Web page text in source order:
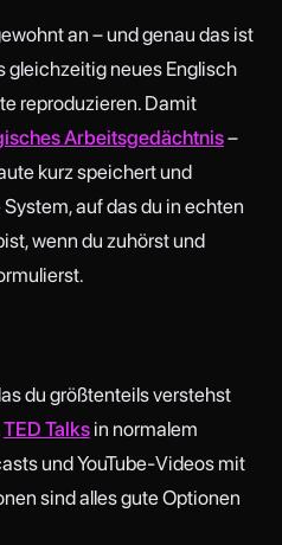
an – und genau das ist
gleichzeitig neues Englisch
reproduzieren. Damit
Arbeitsgedächtnis–
kurz speichert und
auf das du in echten
wenn du zuhörst und
du größtenteils verstehst
TED Talksin normalem
und YouTube-Videos mit
sind alles gute Optionen